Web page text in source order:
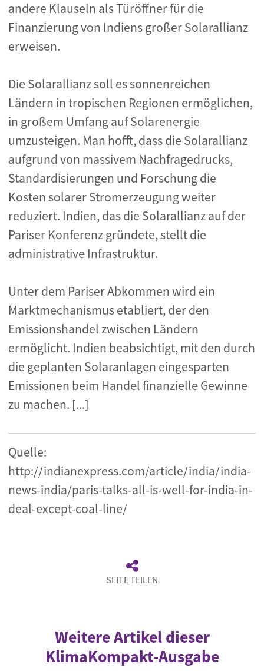
andere Klauseln als Türöffner für die
Finanzierung von Indiens großer Solarallianz
erweisen.
Die Solarallianz soll es sonnenreichen
Ländern in tropischen Regionen ermöglichen,
in großem Umfang auf Solarenergie
umzusteigen. Man hofft, dass die Solarallianz
aufgrund von massivem Nachfragedrucks,
Standardisierungen und Forschung die
Kosten solarer Stromerzeugung weiter
reduziert. Indien, das die Solarallianz auf der
Pariser Konferenz gründete, stellt die
administrative Infrastruktur.
Unter dem Pariser Abkommen wird ein
Marktmechanismus etabliert, der den
Emissionshandel zwischen Ländern
ermöglicht. Indien beabsichtigt, mit den durch
die geplanten Solaranlagen eingesparten
Emissionen beim Handel finanzielle Gewinne
zu machen. [...]
Quelle:
http://indianexpress.com/article/india/india-
news-india/paris-talks-all-is-well-for-india-in-
deal-except-coal-line/
SEITE TEILEN
Weitere Artikel dieser
KlimaKompakt-Ausgabe